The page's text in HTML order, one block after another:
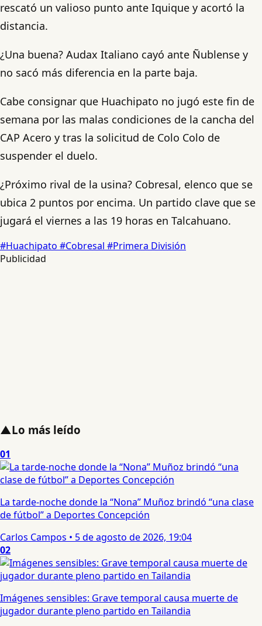
rescató un valioso punto ante Iquique y acortó la
distancia.
¿Una buena? Audax Italiano cayó ante Ñublense y
no sacó más diferencia en la parte baja.
Cabe consignar que Huachipato no jugó este fin de
semana por las malas condiciones de la cancha del
CAP Acero y tras la solicitud de Colo Colo de
suspender el duelo.
¿Próximo rival de la usina? Cobresal, elenco que se
ubica 2 puntos por encima. Un partido clave que se
jugará el viernes a las 19 horas en Talcahuano.
#Huachipato #Cobresal #Primera División
Publicidad
▲Lo más leído
01
La tarde-noche donde la “Nona” Muñoz brindó “una clase
de fútbol” a Deportes Concepción
Carlos Campos • 5 de agosto de 2026, 19:04
02
Imágenes sensibles: Grave temporal causa muerte de
jugador durante pleno partido en Tailandia